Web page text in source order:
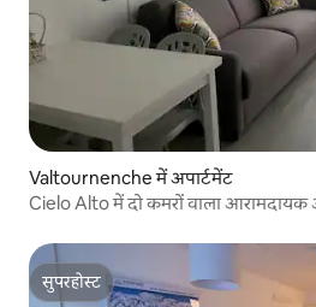
Valtournenche में अपार्टमेंट
Cielo Alto में दो कमरों वाला आरामदायक
सुपरहोस्ट
सुपरहोस्ट